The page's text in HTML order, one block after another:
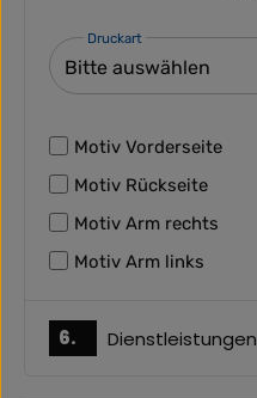
Druckart
Motiv Vorderseite
Motiv Rückseite
Motiv Arm rechts
Motiv Arm links
6. Dienstleistungen